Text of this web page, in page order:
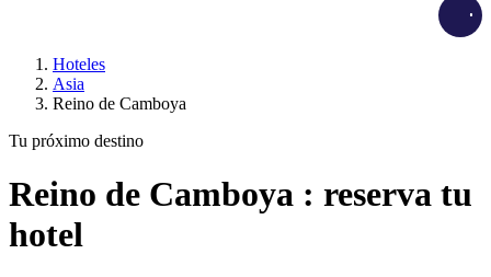
Hoteles
Asia
Reino de Camboya
Tu próximo destino
Reino de Camboya : reserva tu
hotel